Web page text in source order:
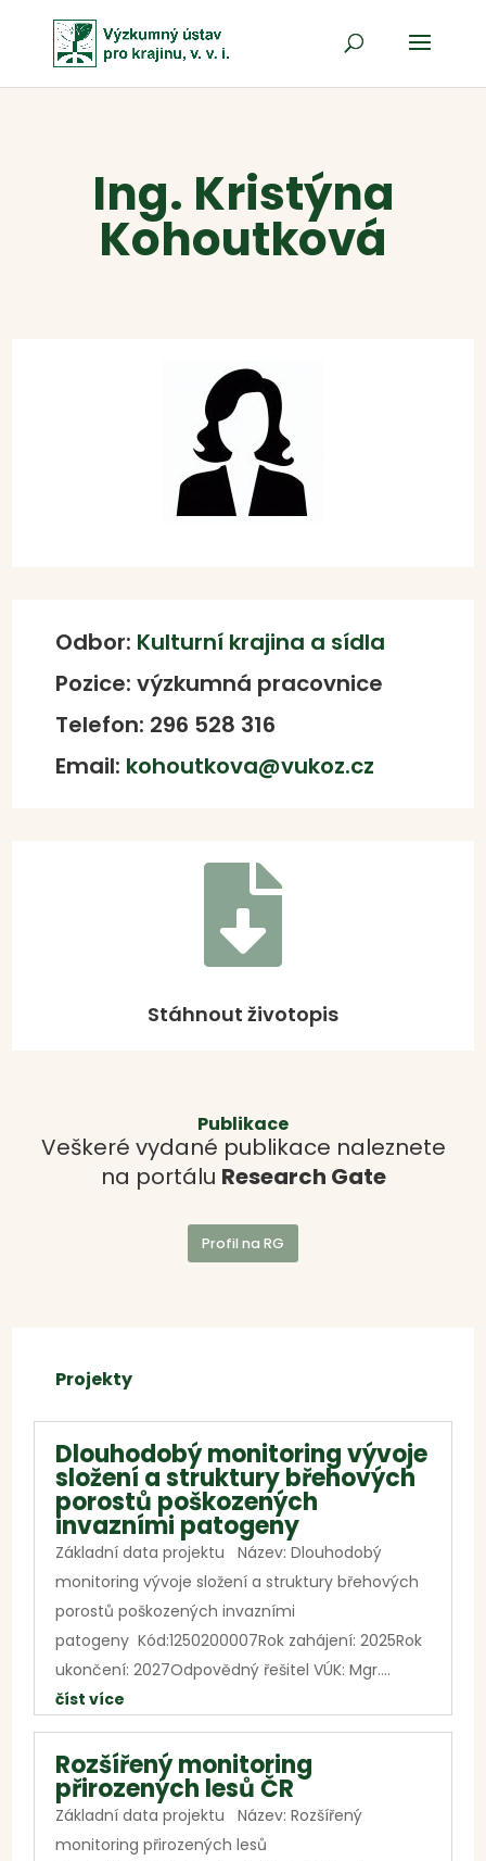
Ing. Kristýna
Kohoutková
Odbor: Kulturní krajina a sídla
Pozice: výzkumná pracovnice
Telefon: 296 528 316
Email: kohoutkova@vukoz.cz

Stáhnout životopis
Publikace
Veškeré vydané publikace naleznete
na portálu Research Gate
Profil na RG
Projekty
Dlouhodobý monitoring vývoje
složení a struktury břehových
porostů poškozených
invazními patogeny
Základní data projektu Název: Dlouhodobý
monitoring vývoje složení a struktury břehových
porostů poškozených invazními
patogeny Kód:1250200007Rok zahájení: 2025Rok
ukončení: 2027Odpovědný řešitel VÚK: Mgr....
číst více
Rozšířený monitoring
přirozených lesů ČR
Základní data projektu Název: Rozšířený
monitoring přirozených lesů